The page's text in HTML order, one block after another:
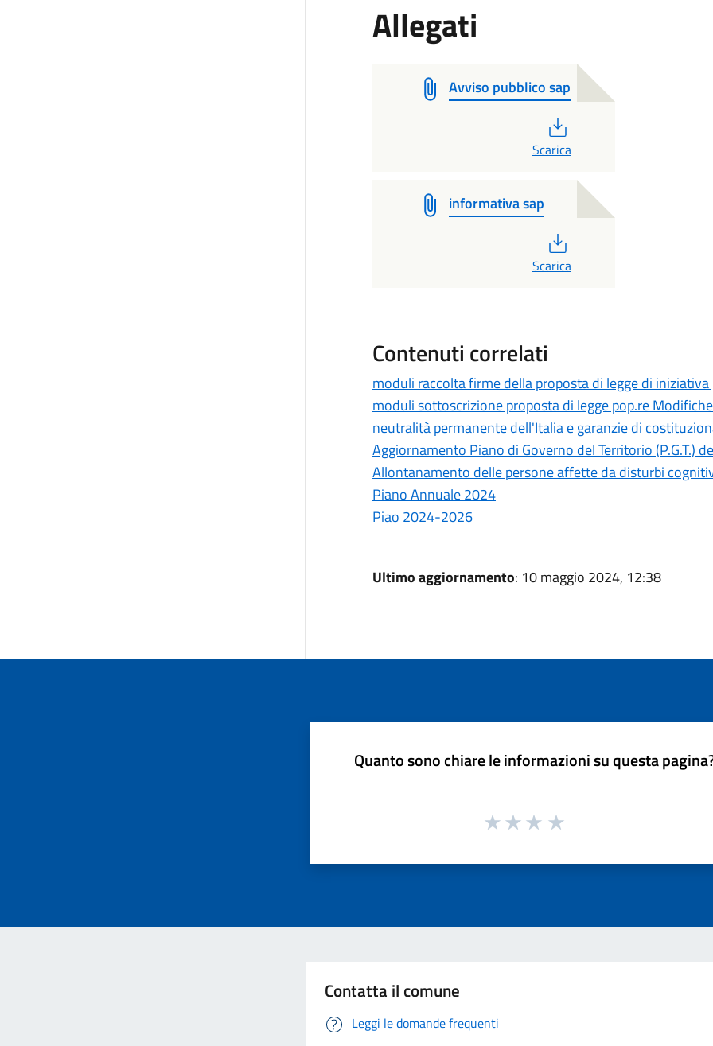
Allegati
Avviso pubblico sap
Scarica
informativa sap
Scarica
Contenuti correlati
moduli raccolta firme della proposta di legge di
moduli sottoscrizione proposta di legge pop.re
neutralità permanente dell'Italia e garanzie di
Aggiornamento Piano di Governo del Territorio (P.G.T.)
Allontanamento delle persone affette da disturbi
Piano Annuale 2024
Piao 2024-2026
Ultimo aggiornamento: 10 maggio 2024, 12:38
Quanto sono chiare le informazioni su questa
Contatta il comune
Leggi le domande frequenti